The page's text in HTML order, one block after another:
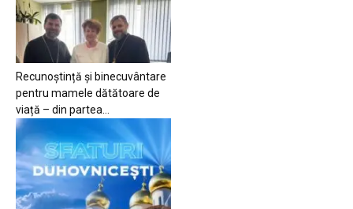
Recunoștință și binecuvântare
pentru mamele dătătoare de
viață – din partea...